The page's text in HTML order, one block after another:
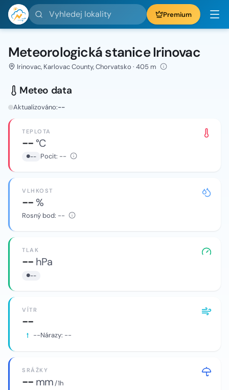
Vyhledej lokality Premium
Meteorologická stanice Irinovac
Irinovac, Karlovac County, Chorvatsko · 405 m
Meteo data
Aktualizováno:--
TEPLOTA
--°C
-- Pocit: --
VLHKOST
--%
Rosný bod: --
TLAK
-- hPa
--
VÍTR
--
--Nárazy: --
SRÁŽKY
-- mm/ 1h